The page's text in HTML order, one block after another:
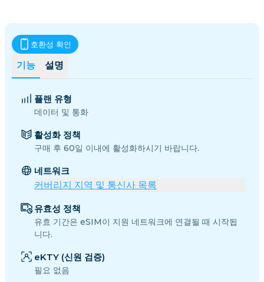
기능 설명
호환성 확인
플랜 유형
데이터 및 통화
활성화 정책
구매 후 60일 이내에 활성화하시기 바랍니다.
네트워크
커버리지 지역 및 통신사 목록
유효성 정책
유효 기간은 eSIM이 지원 네트워크에 연결될 때 시작됩
니다.
eKTY (신원 검증)
필요 없음